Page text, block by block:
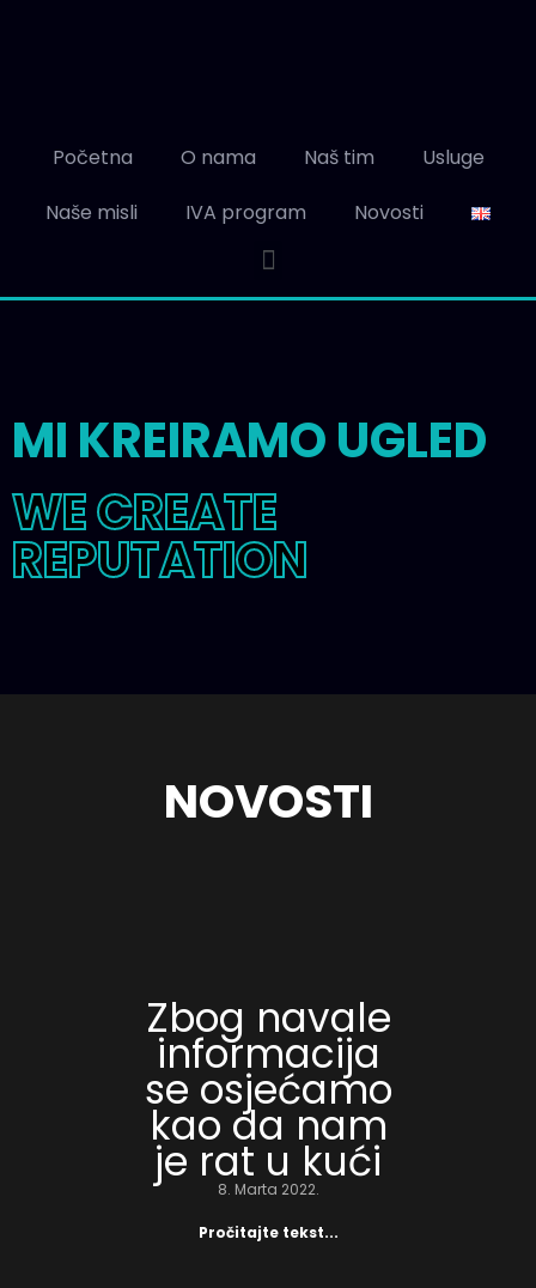
Početna O nama Naš tim
Usluge
Naše misli
IVA program Novosti
MI KREIRAMO UGLED
WE CREATE
REPUTATION
NOVOSTI
Zbog navale
informacija
se osjećamo
kao da nam
je rat u kući
8. Marta 2022.
Pročitajte tekst...